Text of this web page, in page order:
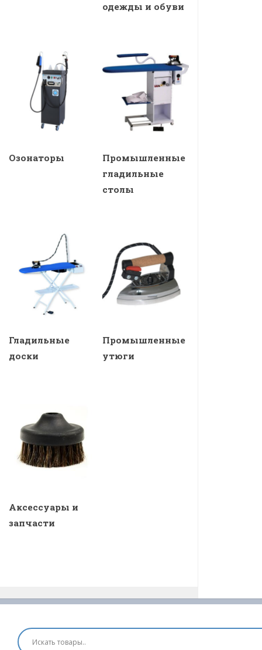
одежды и обуви
Озонаторы
Промышленные
гладильные
столы
Гладильные
доски
Промышленные
утюги
Аксессуары и
запчасти